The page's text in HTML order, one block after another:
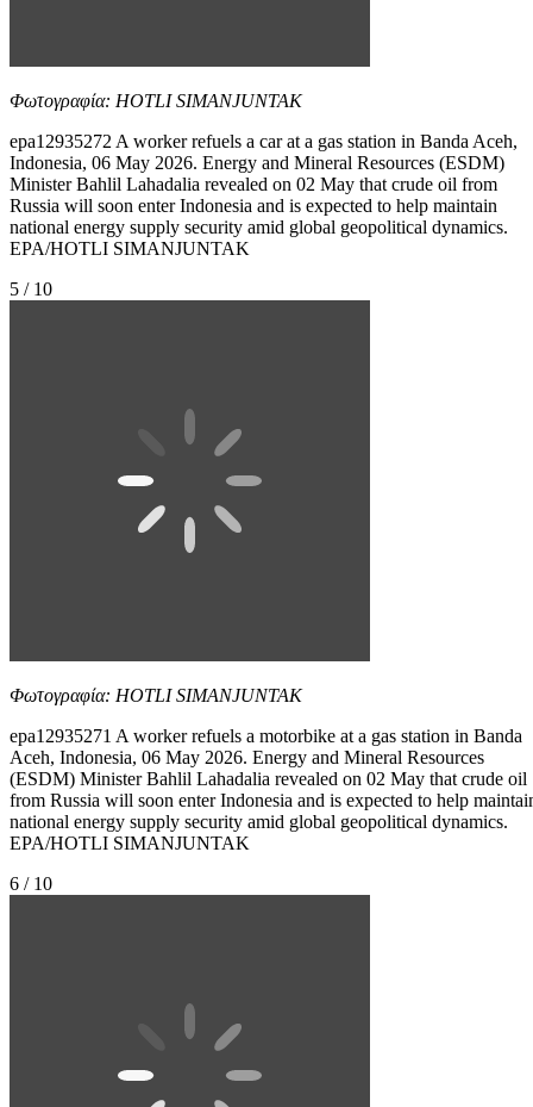
Φωτογραφία: HOTLI SIMANJUNTAK
epa12935272 A worker refuels a car at a gas station in Banda Aceh,
Indonesia, 06 May 2026. Energy and Mineral Resources (ESDM)
Minister Bahlil Lahadalia revealed on 02 May that crude oil from
Russia will soon enter Indonesia and is expected to help maintain
national energy supply security amid global geopolitical dynamics.
EPA/HOTLI SIMANJUNTAK
5 / 10
Φωτογραφία: HOTLI SIMANJUNTAK
epa12935271 A worker refuels a motorbike at a gas station in Banda
Aceh, Indonesia, 06 May 2026. Energy and Mineral Resources
(ESDM) Minister Bahlil Lahadalia revealed on 02 May that crude oil
from Russia will soon enter Indonesia and is expected to help
national energy supply security amid global geopolitical dynamics.
EPA/HOTLI SIMANJUNTAK
6 / 10